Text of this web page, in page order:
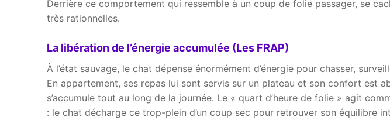
Derrière ce comportement qui ressemble à un coup de folie passager, se
très rationnelles.
La libération de l’énergie accumulée (Les FRAP)
À l’état sauvage, le chat dépense énormément d’énergie pour chasser,
En appartement, ses repas lui sont servis sur un plateau et son confort est
s’accumule tout au long de la journée. Le « quart d’heure de folie » agit
: le chat décharge ce trop-plein d’un coup sec pour retrouver son équilibre